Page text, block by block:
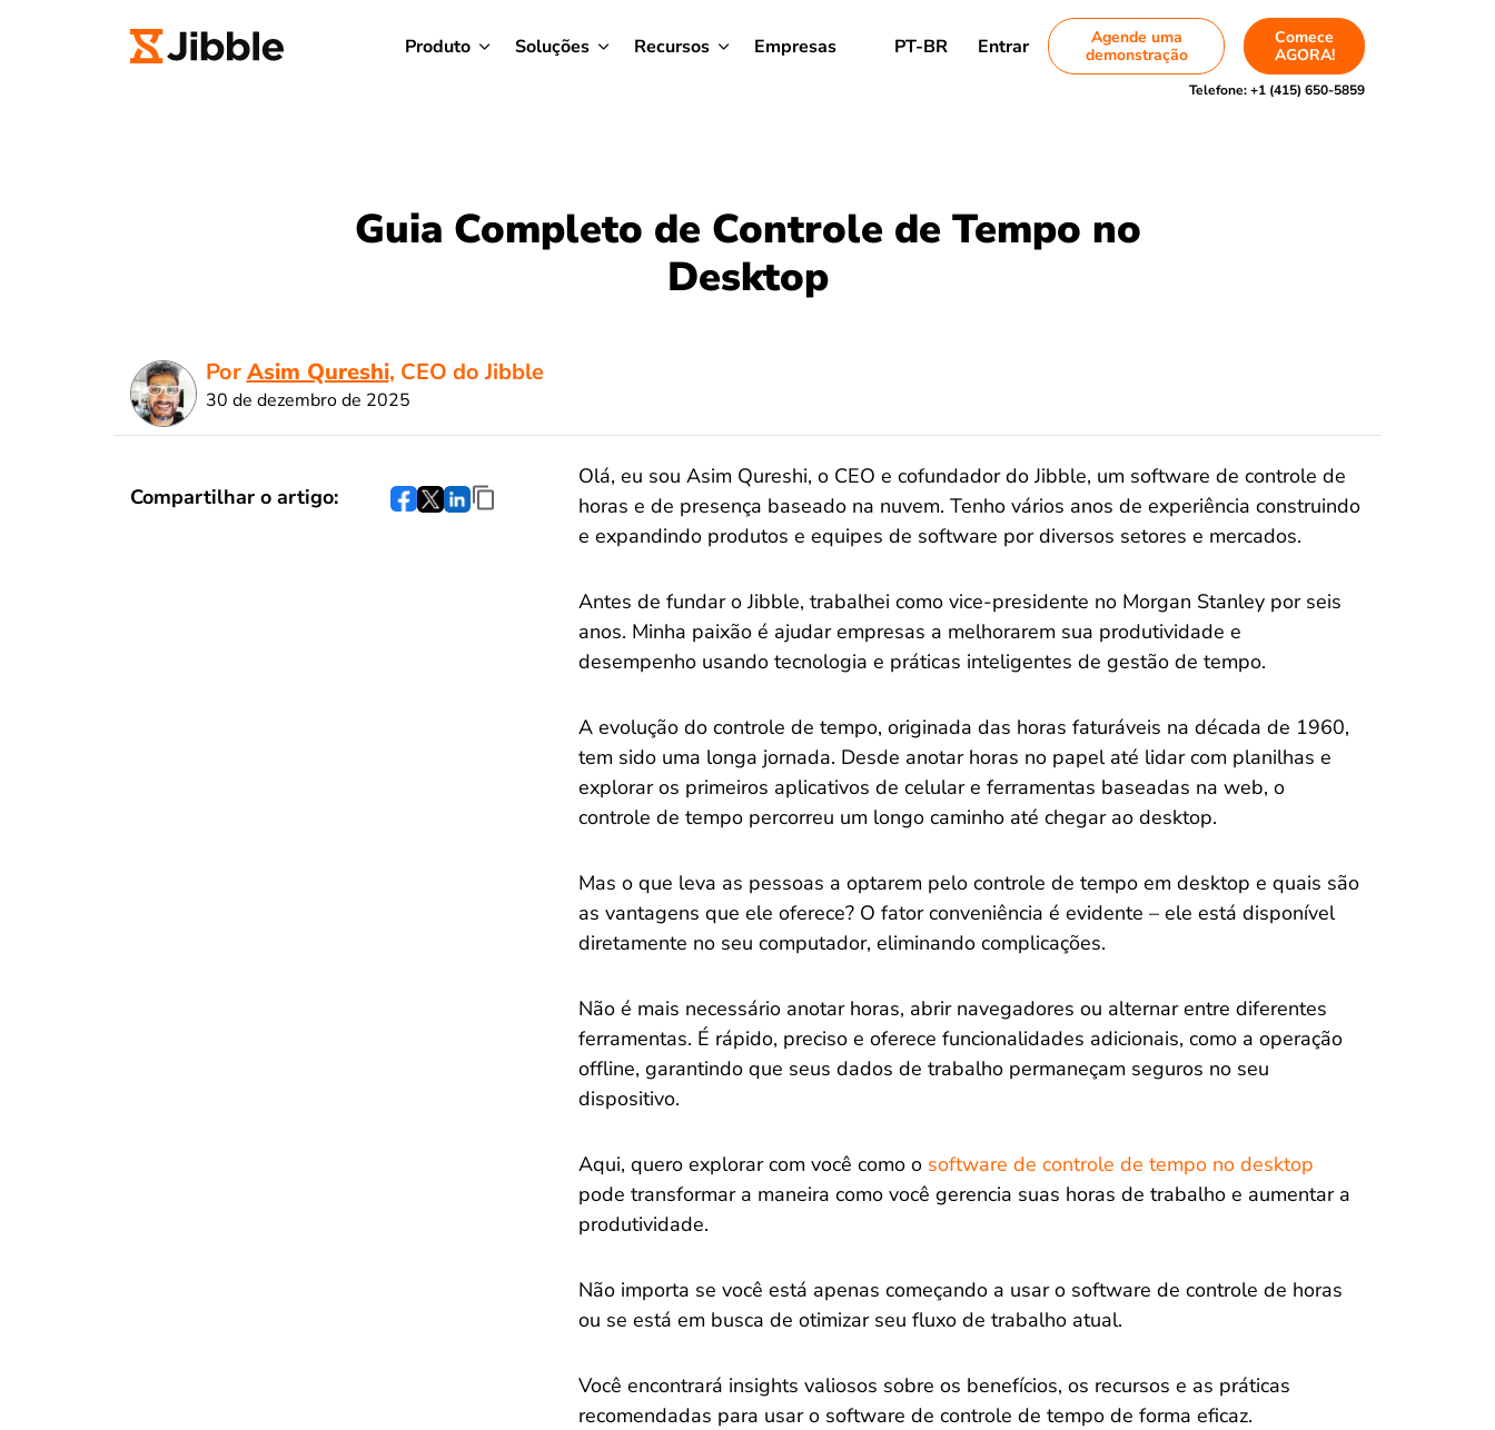
Produto Soluções Recursos Empresas PT-BR Entrar
Agende uma
demonstração
Comece
AGORA!
Telefone:+1 (415) 650-5859
Guia Completo de Controle de Tempo no
Desktop
PorAsim Qureshi, CEO do Jibble
30 de dezembro de 2025
Compartilhar o artigo:
Olá, eu sou Asim Qureshi, o CEO e cofundador do Jibble, um software de controle de
horas e de presença baseado na nuvem. Tenho vários anos de experiência construindo
e expandindo produtos e equipes de software por diversos setores e mercados.
Antes de fundar o Jibble, trabalhei como vice-presidente no Morgan Stanley por seis
anos. Minha paixão é ajudar empresas a melhorarem sua produtividade e
desempenho usando tecnologia e práticas inteligentes de gestão de tempo.
A evolução do controle de tempo, originada das horas faturáveis na década de 1960,
tem sido uma longa jornada. Desde anotar horas no papel até lidar com planilhas e
explorar os primeiros aplicativos de celular e ferramentas baseadas na web, o
controle de tempo percorreu um longo caminho até chegar ao desktop.
Mas o que leva as pessoas a optarem pelo controle de tempo em desktop e quais são
as vantagens que ele oferece? O fator conveniência é evidente – ele está disponível
diretamente no seu computador, eliminando complicações.
Não é mais necessário anotar horas, abrir navegadores ou alternar entre diferentes
ferramentas. É rápido, preciso e oferece funcionalidades adicionais, como a operação
offline, garantindo que seus dados de trabalho permaneçam seguros no seu
dispositivo.
Aqui, quero explorar com você como o software de controle de tempo no desktop
pode transformar a maneira como você gerencia suas horas de trabalho e aumentar a
produtividade.
Não importa se você está apenas começando a usar o software de controle de horas
ou se está em busca de otimizar seu fluxo de trabalho atual.
Você encontrará insights valiosos sobre os benefícios, os recursos e as práticas
recomendadas para usar o software de controle de tempo de forma eficaz.